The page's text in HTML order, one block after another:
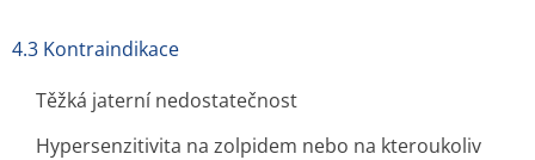
4.3 Kontraindikace
Těžká jaterní nedostatečnost
Hypersenzitivita na zolpidem nebo na kteroukoliv